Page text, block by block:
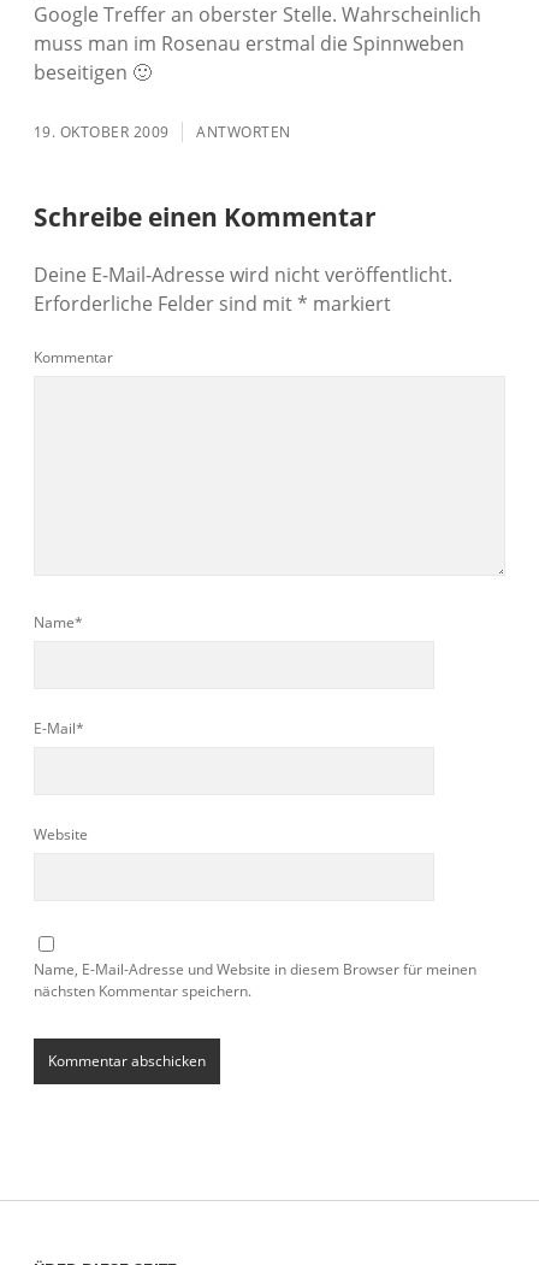
Google Treffer an oberster Stelle. Wahrscheinlich
muss man im Rosenau erstmal die Spinnweben
beseitigen 🙂
19. OKTOBER 2009 ANTWORTEN
Schreibe einen Kommentar
Deine E-Mail-Adresse wird nicht veröffentlicht.
Erforderliche Felder sind mit* markiert
Kommentar
Name*
E-Mail*
Website
Name, E-Mail-Adresse und Website in diesem Browser für meinen
nächsten Kommentar speichern.